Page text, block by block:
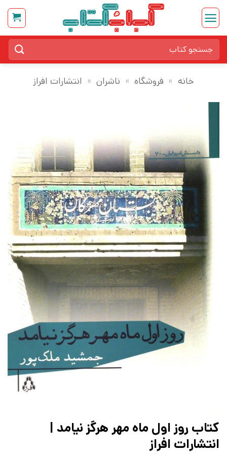
Skip
content
برای:
خانه » فروشگاه » ناشران » انتشارات افراز
کتاب روز اول ماه مهر هرگز نیامد |
انتشارات افراز